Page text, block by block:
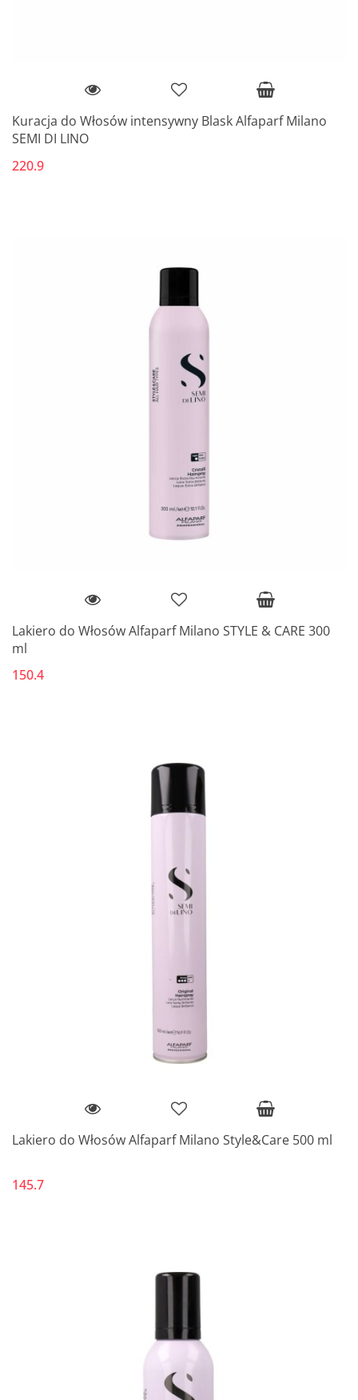
Kuracja do Włosów intensywny Blask Alfaparf Milano
SEMI DI LINO
220.9
Lakiero do Włosów Alfaparf Milano STYLE & CARE 300
ml
150.4
Lakiero do Włosów Alfaparf Milano Style&Care 500 ml
145.7